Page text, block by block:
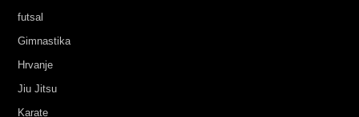
futsal
Gimnastika
Hrvanje
Jiu Jitsu
Karate